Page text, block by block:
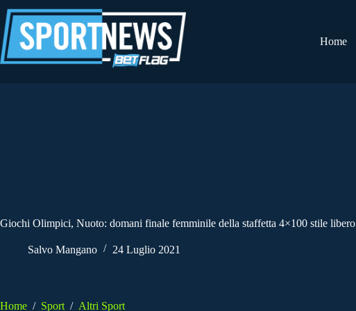
al
contenuto
Home
Giochi Olimpici, Nuoto: domani finale femminile della staffetta 4×100 stile libero
Salvo Mangano 24 Luglio 2021
Home / Sport / Altri Sport